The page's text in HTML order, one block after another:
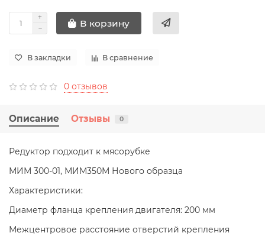
В корзину
В закладки В сравнение
0 отзывов
Описание Отзывы 0
Редуктор подходит к мясорубке
МИМ 300-01, МИМ350М Нового образца
Характеристики:
Диаметр фланца крепления двигателя: 200 мм
Межцентровое расстояние отверстий крепления